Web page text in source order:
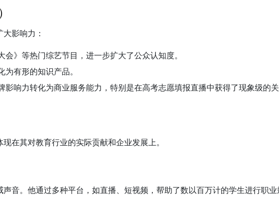
影响力：
》等热门综艺节目，进一步扩大了公众认知度。
有形的知识产品。
影响力转化为商业服务能力，特别是在高考志愿填报直播中获得了现象级的
在其对教育行业的实际贡献和企业发展上。
音。他通过多种平台，如直播、短视频，帮助了数以百万计的学生进行职